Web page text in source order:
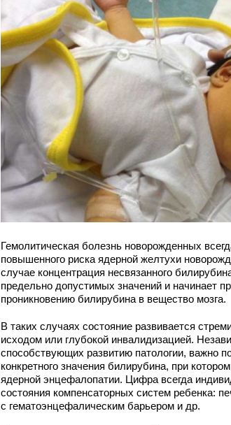
Гемолитическая болезнь новорожденных
повышенного риска ядерной желтухи
случае концентрация несвязанного
предельно допустимых значений и начинает
проникновению билирубина в вещество мозга.
В таких случаях состояние развивается
исходом или глубокой инвалидизацией.
способствующих развитию патологии, важно
конкретного значения билирубина, при
ядерной энцефалопатии. Цифра всегда
состояния компенсаторных систем ребенка:
с гематоэнцефалическим барьером и др.